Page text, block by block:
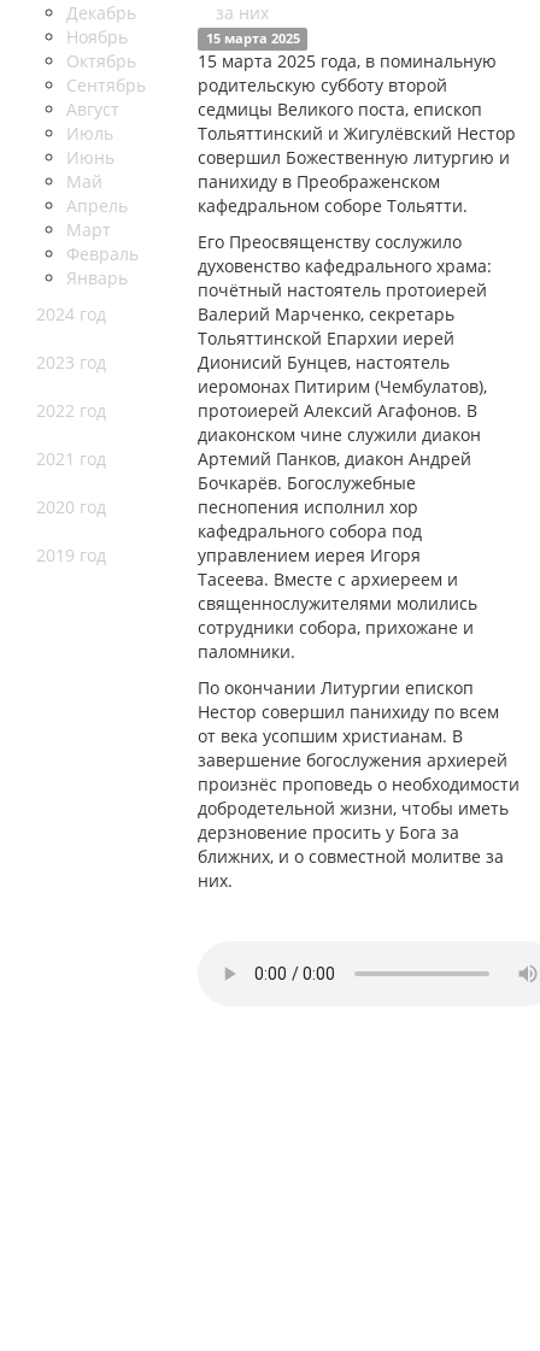
Декабрь
Ноябрь
Октябрь
Сентябрь
Август
Июль
Июнь
Май
Апрель
Март
Февраль
Январь
2024 год
2023 год
2022 год
2021 год
2020 год
2019 год
15 марта 2025
15 марта 2025 года, в поминальную
родительскую субботу второй
седмицы Великого поста, епископ
Тольяттинский и Жигулёвский Нестор
совершил Божественную литургию и
панихиду в Преображенском
кафедральном соборе Тольятти.
Его Преосвященству сослужило
духовенство кафедрального храма:
почётный настоятель протоиерей
Валерий Марченко, секретарь
Тольяттинской Епархии иерей
Дионисий Бунцев, настоятель
иеромонах Питирим (Чембулатов),
протоиерей Алексий Агафонов. В
диаконском чине служили диакон
Артемий Панков, диакон Андрей
Бочкарёв. Богослужебные
песнопения исполнил хор
кафедрального собора под
управлением иерея Игоря
Тасеева. Вместе с архиереем и
священнослужителями молились
сотрудники собора, прихожане и
паломники.
По окончании Литургии епископ
Нестор совершил панихиду по всем
от века усопшим христианам. В
завершение богослужения архиерей
произнёс проповедь о необходимости
добродетельной жизни, чтобы иметь
дерзновение просить у Бога за
ближних, и о совместной молитве за
них.